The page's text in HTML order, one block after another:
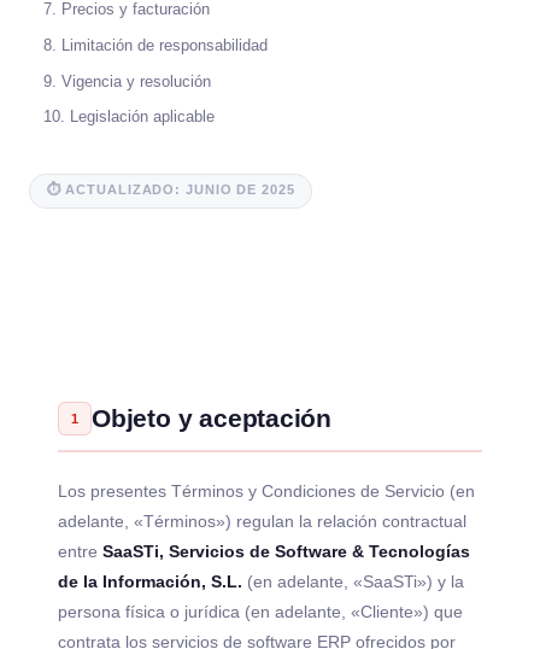
7. Precios y facturación
8. Limitación de responsabilidad
9. Vigencia y resolución
10. Legislación aplicable
⏱ ACTUALIZADO: JUNIO DE 2025
1 Objeto y aceptación
Los presentes Términos y Condiciones de Servicio (en
adelante, «Términos») regulan la relación contractual
entre SaaSTi, Servicios de Software & Tecnologías
de la Información, S.L. (en adelante, «SaaSTi») y la
persona física o jurídica (en adelante, «Cliente») que
contrata los servicios de software ERP ofrecidos por